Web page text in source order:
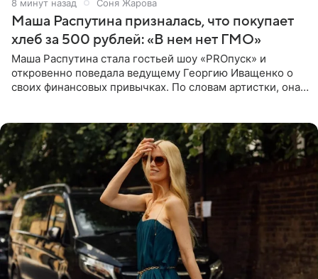
8 минут назад Соня Жарова
Маша Распутина призналась, что покупает
хлеб за 500 рублей: «В нем нет ГМО»
Маша Распутина стала гостьей шоу «PROпуск» и
откровенно поведала ведущему Георгию Иващенко о
своих финансовых привычках. По словам артистки, она